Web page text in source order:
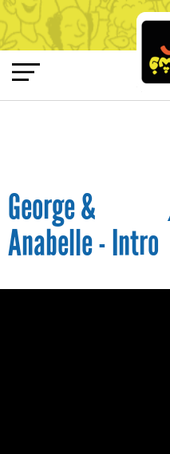
George &
Anabelle - Intro